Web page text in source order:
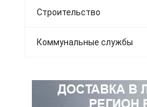
Строительство
Коммунальные службы